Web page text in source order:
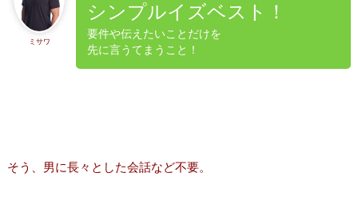
ミサワ
シンプルイズベスト！
要件や伝えたいことだけを
先に言うてまうこと！
そう、男に長々とした会話など不要。